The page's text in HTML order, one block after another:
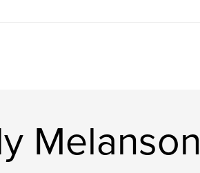
Melanson